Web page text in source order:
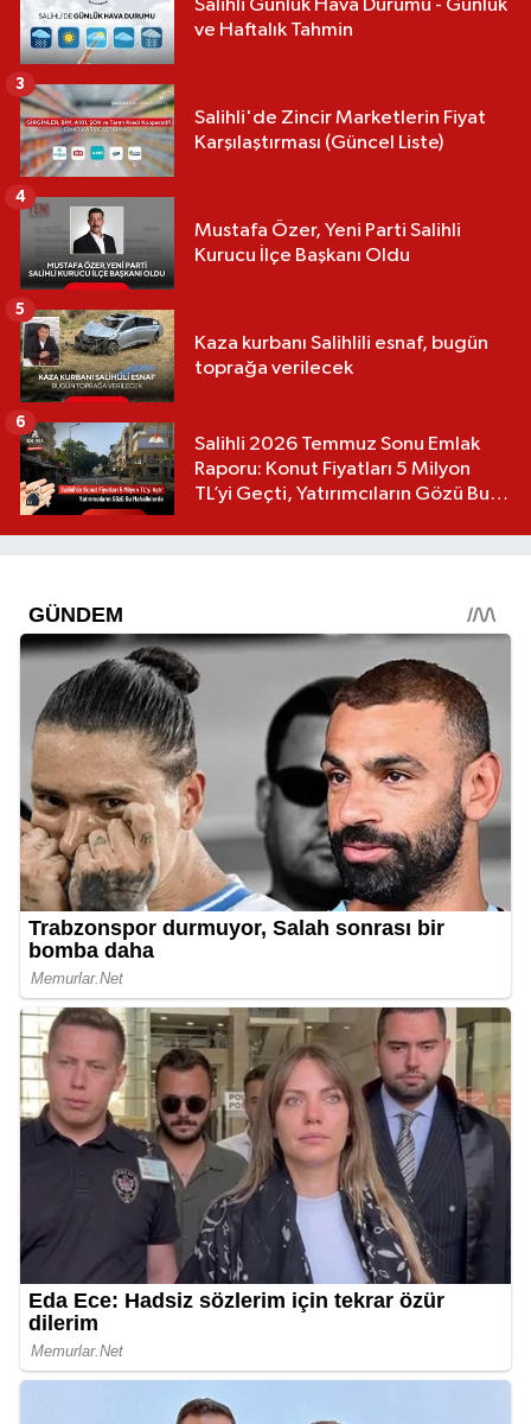
Salihli Günlük Hava Durumu - Günlük
ve Haftalık Tahmin
Salihli'de Zincir Marketlerin Fiyat
Karşılaştırması (Güncel Liste)
3
Mustafa Özer, Yeni Parti Salihli
Kurucu İlçe Başkanı Oldu
4
Kaza kurbanı Salihlili esnaf, bugün
toprağa verilecek
5
Salihli 2026 Temmuz Sonu Emlak
Raporu: Konut Fiyatları 5 Milyon
TL’yi Geçti, Yatırımcıların Gözü Bu
6